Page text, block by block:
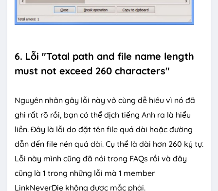
6. Lỗi "Total path and file name length
must not exceed 260 characters"
Nguyên nhân gây lỗi này vô cùng dễ hiểu vì nó đã
ghi rất rõ rồi, bạn có thể dịch tiếng Anh ra là hiểu
liền. Đây là lỗi do đặt tên file quá dài hoặc đường
dẫn đến file nén quá dài. Cụ thể là dài hơn 260 ký tự.
Lỗi này mình cũng đã nói trong FAQs rồi và đây
cũng là 1 trong những lỗi mà 1 member
LinkNeverDie không được mắc phải.